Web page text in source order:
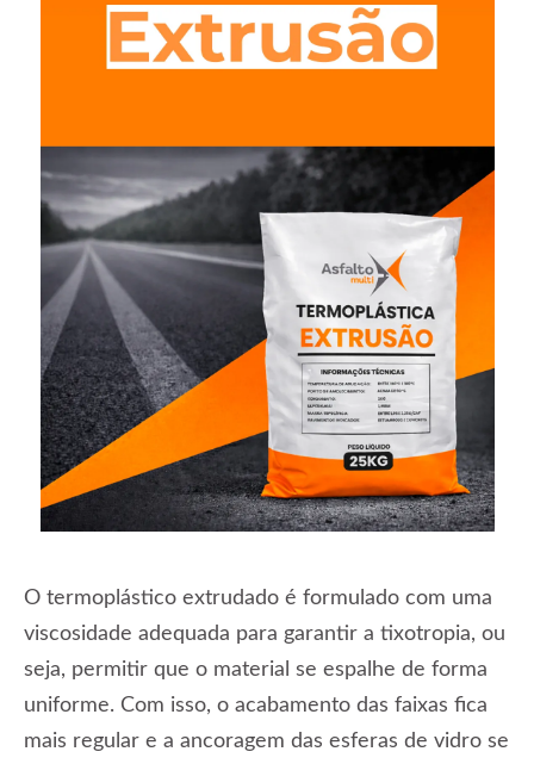
O termoplástico extrudado é formulado com uma
viscosidade adequada para garantir a tixotropia, ou
seja, permitir que o material se espalhe de forma
uniforme. Com isso, o acabamento das faixas fica
mais regular e a ancoragem das esferas de vidro se